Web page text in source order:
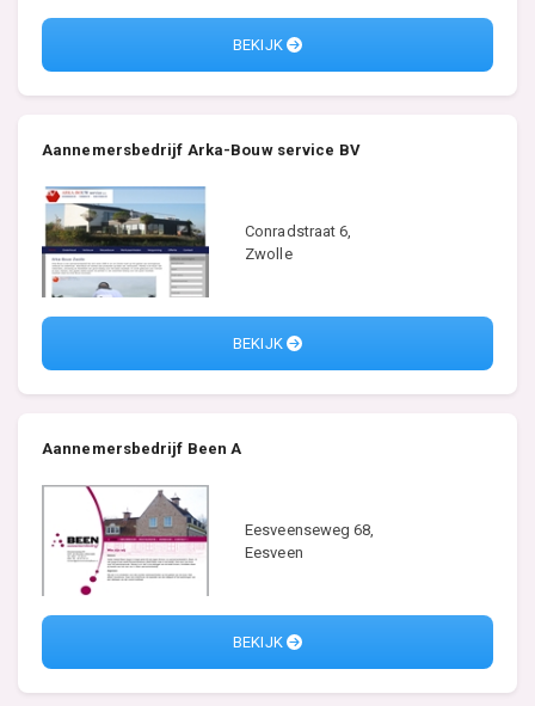
BEKIJK
Aannemersbedrijf Arka-Bouw service BV
Conradstraat 6,
Zwolle
BEKIJK
Aannemersbedrijf Been A
Eesveenseweg 68,
Eesveen
BEKIJK